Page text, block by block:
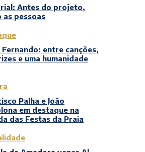
Antes do projeto,
as pessoas
Fernando: entre canções,
e uma humanidade
Palha e João
em destaque na
das Festas da Praia